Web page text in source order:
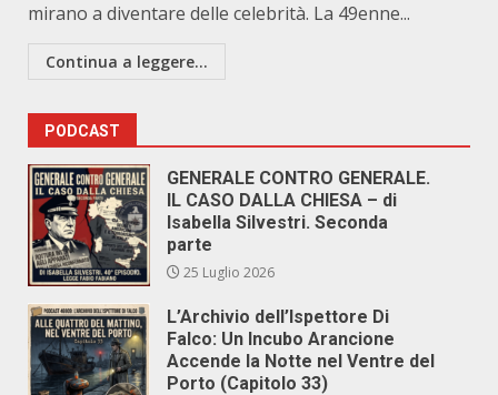
mirano a diventare delle celebrità. La 49enne...
Continua a leggere...
PODCAST
GENERALE CONTRO GENERALE.
IL CASO DALLA CHIESA – di
Isabella Silvestri. Seconda
parte
25 Luglio 2026
L’Archivio dell’Ispettore Di
Falco: Un Incubo Arancione
Accende la Notte nel Ventre del
Porto (Capitolo 33)